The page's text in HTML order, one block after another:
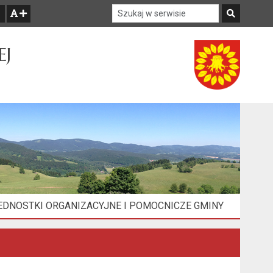
ORGANIZACYJNE I POMOCNICZE GMINY